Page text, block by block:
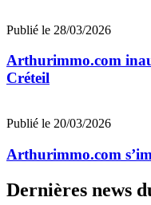
Publié le 28/03/2026
Arthurimmo.com
Créteil
Publié le 20/03/2026
Arthurimmo.com
Dernières news